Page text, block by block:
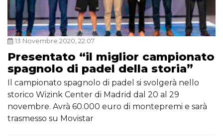
13 Novembre 2020, 22:07
Presentato “il miglior campionato
spagnolo di padel della storia”
Il campionato spagnolo di padel si svolgerà nello
storico Wizink Center di Madrid dal 20 al 29
novembre. Avrà 60.000 euro di montepremi e sarà
trasmesso su Movistar